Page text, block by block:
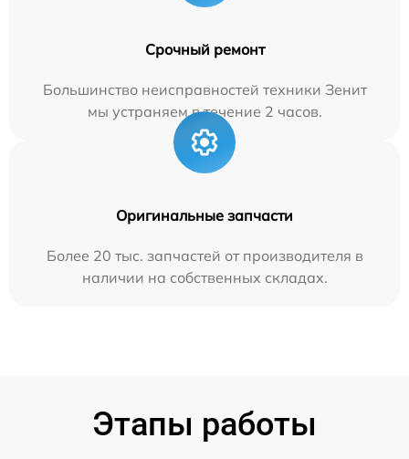
Срочный ремонт
Большинство неисправностей техники Зенит
мы устраняем в течение 2 часов.
Оригинальные запчасти
Более 20 тыс. запчастей от производителя в
наличии на собственных складах.
Этапы работы